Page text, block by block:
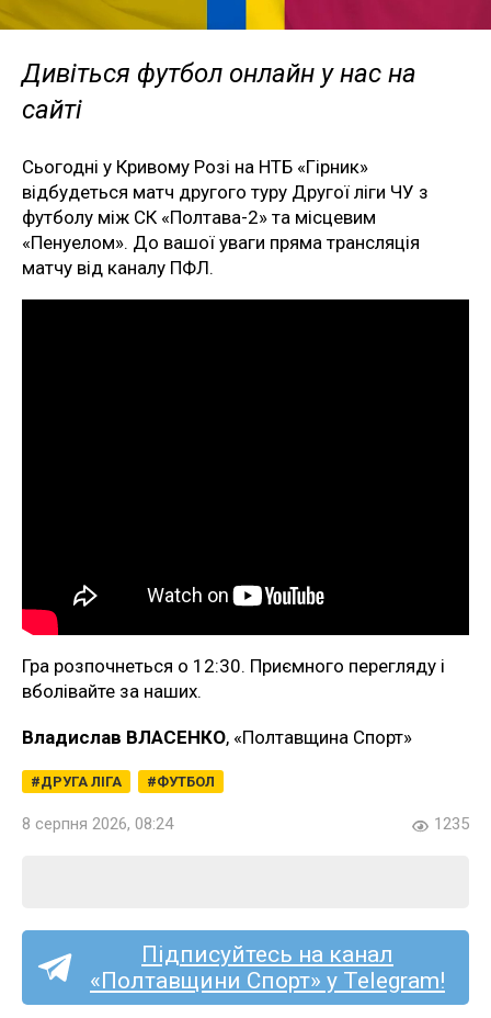
Дивіться футбол онлайн у нас на
сайті
Сьогодні у Кривому Розі на НТБ «Гірник»
відбудеться матч другого туру Другої ліги ЧУ з
футболу між СК «Полтава-2» та місцевим
«Пенуелом». До вашої уваги пряма трансляція
матчу від каналу ПФЛ.
Гра розпочнеться о 12:30. Приємного перегляду і
вболівайте за наших.
Владислав ВЛАСЕНКО, «Полтавщина Спорт»
ДРУГА ЛІГА ФУТБОЛ
8 серпня 2026, 08:24 1235
Підписуйтесь на канал
«Полтавщини Спорт» у Telegram!